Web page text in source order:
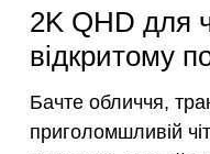
2K QHD для
відкритому
Бачте обличчя,
приголомшливій